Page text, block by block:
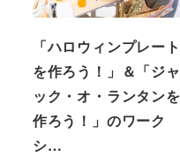
「ハロウィンプレート
を作ろう！」＆「ジャ
ック・オ・ランタンを
作ろう！」のワーク
シ…